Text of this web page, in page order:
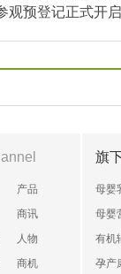
观预登记正式开
产品
商讯
人物
商机
旗
母婴
母婴
有机
孕产